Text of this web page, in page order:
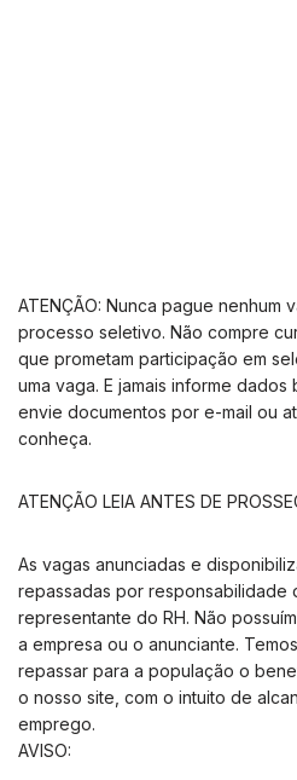
ATENÇÃO: Nunca pague nenhum
processo seletivo. Não compre
que prometam participação em
uma vaga. E jamais informe
envie documentos por e-mail ou
conheça.
ATENÇÃO LEIA ANTES DE
As vagas anunciadas e
repassadas por responsabilidade
representante do RH. Não
a empresa ou o anunciante.
repassar para a população o
o nosso site, com o intuito de
emprego.
AVISO: